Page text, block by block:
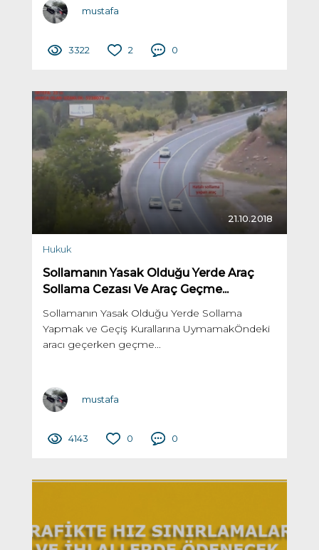
mustafa
3322 2 0
21.10.2018
Hukuk
Sollamanın Yasak Olduğu Yerde Araç
Sollama Cezası Ve Araç Geçme...
Sollamanın Yasak Olduğu Yerde Sollama
Yapmak ve Geçiş Kurallarına UymamakÖndeki
aracı geçerken geçme...
mustafa
4143 0 0